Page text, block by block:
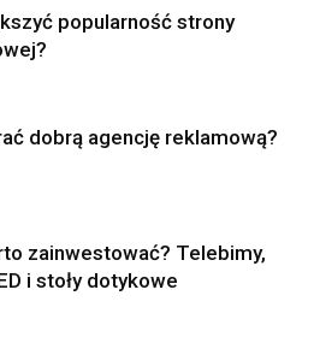
popularność strony
dobrą agencję reklamową?
zainwestować? Telebimy,
i stoły dotykowe